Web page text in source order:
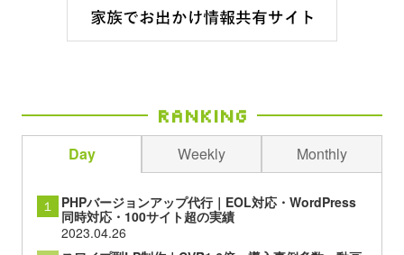
Ranking
Day Weekly Monthly
１ PHPバージョンアップ代行｜EOL対応・WordPress
同時対応・100サイト超の実績
2023.04.26